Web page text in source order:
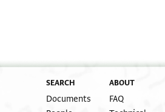
SEARCH
Documents
ABOUT
FAQ